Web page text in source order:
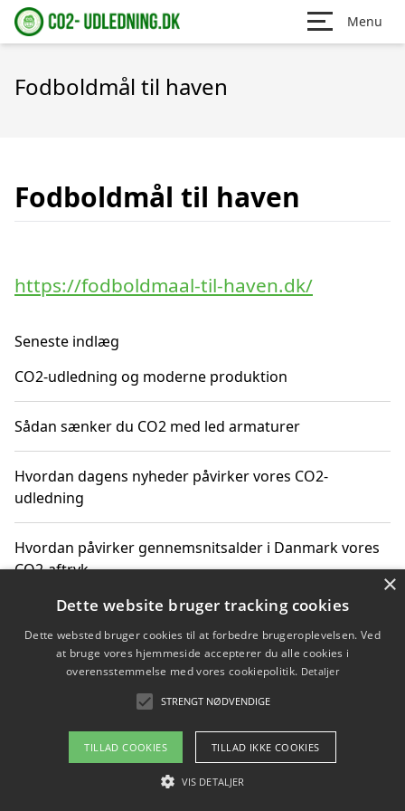
Menu
Fodboldmål til haven
Fodboldmål til haven
https://fodboldmaal-til-haven.dk/
Seneste indlæg
CO2-udledning og moderne produktion
Sådan sænker du CO2 med led armaturer
Hvordan dagens nyheder påvirker vores CO2-
udledning
Hvordan påvirker gennemsnitsalder i Danmark vores
CO2-aftryk
Hvordan nyheder om CO2-udledning påvirker vores
hverdag
Om / kontakt
Blog Betingelser
×
Dette website bruger tracking cookies
Dette websted bruger cookies til at forbedre brugeroplevelsen. Ved
at bruge vores hjemmeside accepterer du alle cookies i
overensstemmelse med vores cookiepolitik. Detaljer
STRENGT NØDVENDIGE
TILLAD COOKIES TILLAD IKKE COOKIES
VIS DETALJER